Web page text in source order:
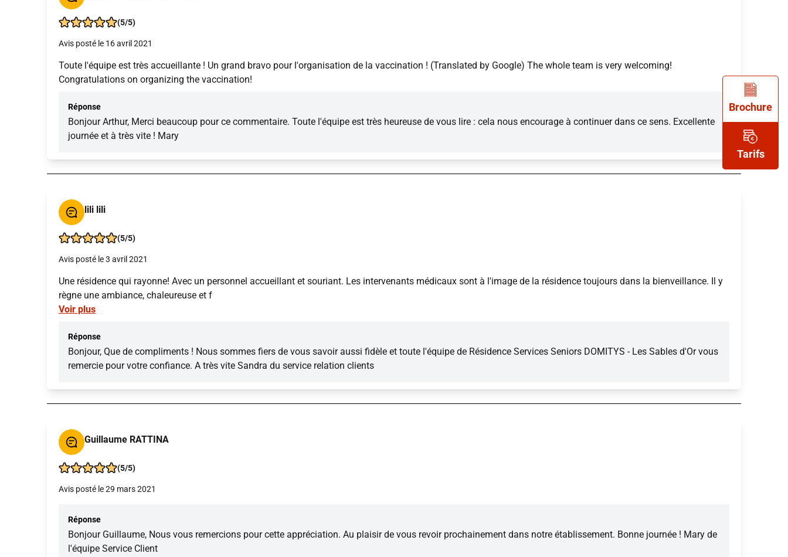
(5/5)
Avis posté le 16 avril 2021
Toute l'équipe est très accueillante ! Un grand bravo pour l'organisation de la vaccination ! (Translated by Google) The whole team is very welcoming!
Congratulations on organizing the vaccination!
Réponse
Bonjour Arthur, Merci beaucoup pour ce commentaire. Toute l'équipe est très heureuse de vous lire : cela nous encourage à continuer dans ce sens. Excellente
journée et à très vite ! Mary
lili lili
(5/5)
Avis posté le 3 avril 2021
Une résidence qui rayonne! Avec un personnel accueillant et souriant. Les intervenants médicaux sont à l'image de la résidence toujours dans la bienveillance. Il y
règne une ambiance, chaleureuse et f
Voir plus
Réponse
Bonjour, Que de compliments ! Nous sommes fiers de vous savoir aussi fidèle et toute l'équipe de Résidence Services Seniors DOMITYS - Les Sables d'Or vous
remercie pour votre confiance. A très vite Sandra du service relation clients
Guillaume RATTINA
(5/5)
Avis posté le 29 mars 2021
Réponse
Bonjour Guillaume, Nous vous remercions pour cette appréciation. Au plaisir de vous revoir prochainement dans notre établissement. Bonne journée ! Mary de
l'équipe Service Client
Brochure
Tarifs